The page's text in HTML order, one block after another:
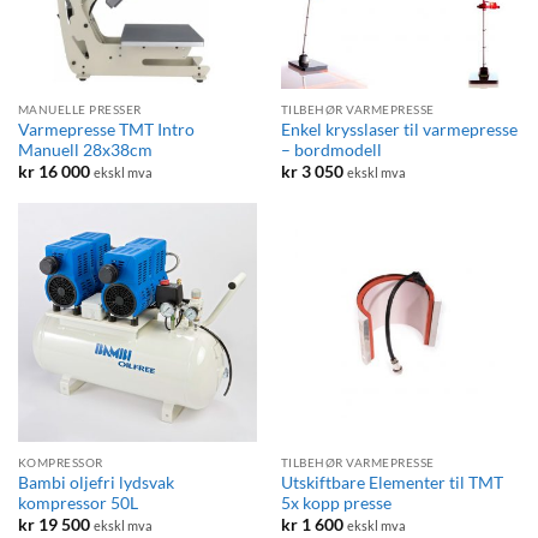
MANUELLE PRESSER
Varmepresse TMT Intro
Manuell 28x38cm
kr16 000 ekskl mva
TILBEHØR VARMEPRESSE
Enkel krysslaser til varmepresse
– bordmodell
kr3 050 ekskl mva
KOMPRESSOR
Bambi oljefri lydsvak
kompressor 50L
kr19 500 ekskl mva
TILBEHØR VARMEPRESSE
Utskiftbare Elementer til TMT
5x kopp presse
kr1 600 ekskl mva